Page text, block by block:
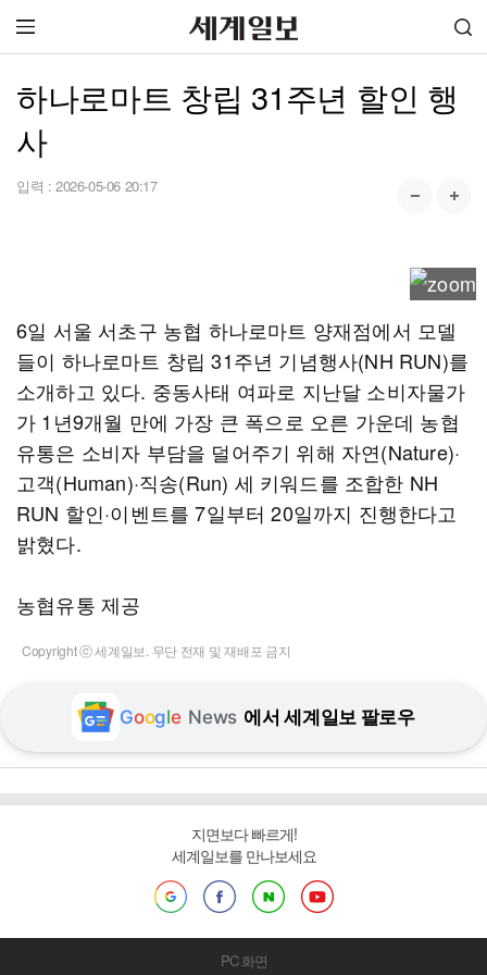
하나로마트 창립 31주년 할인 행
사
입력 : 2026-05-06 20:17
6일 서울 서초구 농협 하나로마트 양재점에서 모델
들이 하나로마트 창립 31주년 기념행사(NH RUN)를
소개하고 있다. 중동사태 여파로 지난달 소비자물가
가 1년9개월 만에 가장 큰 폭으로 오른 가운데 농협
유통은 소비자 부담을 덜어주기 위해 자연(Nature)·
고객(Human)·직송(Run) 세 키워드를 조합한 NH
RUN 할인·이벤트를 7일부터 20일까지 진행한다고
밝혔다.
농협유통 제공
Copyright ⓒ 세계일보. 무단 전재 및 재배포 금지
Google News 에서 세계일보 팔로우
지면보다 빠르게!
세계일보를 만나보세요
PC 화면